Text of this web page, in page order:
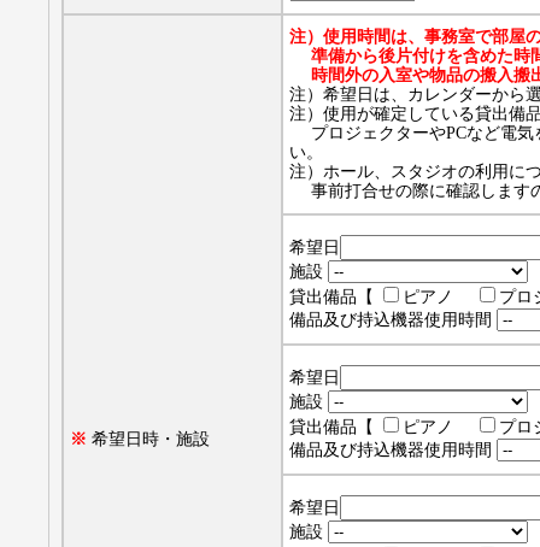
※ 希望日時・施設
注）使用時間は、事務室で部屋
準備から後片付けを含めた時
時間外の入室や物品の搬入搬
注）希望日は、カレンダーから
注）使用が確定している貸出備
プロジェクターやPCなど電気
い。
注）ホール、スタジオの利用に
事前打合せの際に確認します
希望日
施設
貸出備品【
ピアノ
プロ
備品及び持込機器使用時間
希望日
施設
貸出備品【
ピアノ
プロ
備品及び持込機器使用時間
希望日
施設